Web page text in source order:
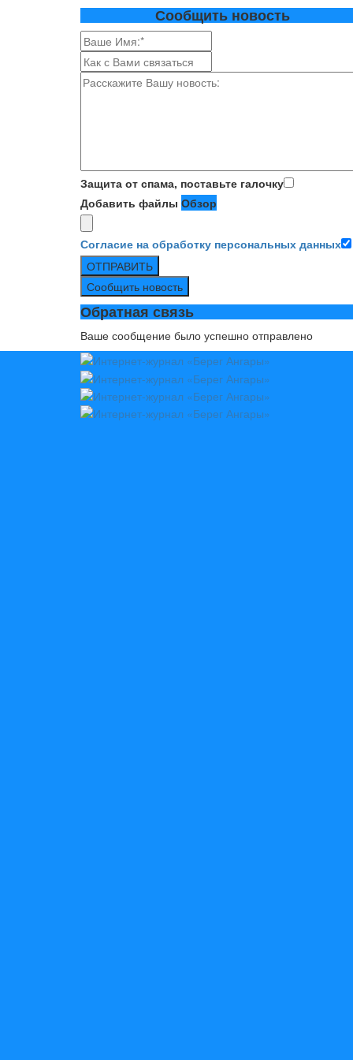
Сообщить новость
Защита от спама, поставьте галочку
Добавить файлы Обзор
Согласие на обработку персональных данных
ОТПРАВИТЬ
Сообщить новость
Обратная связь
Ваше сообщение было успешно отправлено